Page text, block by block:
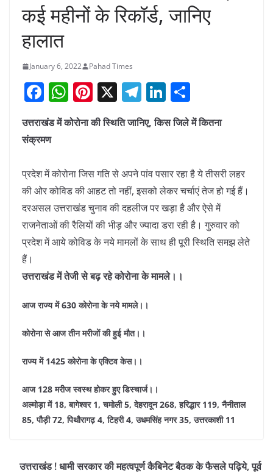
कई महीनों के रिकॉर्ड, जानिए
हालात
January 6, 2022 Pahad Times
F
a
c
e
b
o
o
k
W
h
at
A
p
p
Pi
nt
er
st
X T
el
e
a
m
Li
n
k
dI
n
h
ar
उत्तराखंड में कोरोना की स्थिति जानिए, किस जिले में कितना
संक्रमण
प्रदेश में कोरोना जिस गति से अपने पांव पसार रहा है ये तीसरी लहर
की ओर कोविड की आहट तो नहीं, इसको लेकर चर्चाएं तेज हो गई हैं।
दरअसल उत्तराखंड चुनाव की दहलीज पर खड़ा है और ऐसे में
राजनेताओं की रैलियों की भीड़ और ज्यादा डरा रही है। गुरुवार को
प्रदेश में आये कोविड के नये मामलों के साथ ही पूरी स्थिति समझ लेते
हैं।
उत्तराखंड में तेजी से बढ़ रहे कोरोना के मामले।।
आज राज्य में 630 कोरोना के नये मामले।।
कोरोना से आज तीन मरीजों की हुई मौत।।
राज्य में 1425 कोरोना के एक्टिव केस।।
आज 128 मरीज स्वस्थ होकर हुए डिस्चार्ज।।
अल्मोड़ा में 18, बागेश्वर 1, चमोली 5, देहरादून 268, हरिद्धार 119, नैनीताल
85, पौड़ी 72, पिथौरागढ़ 4, टिहरी 4, उधमसिंह नगर 35, उत्तरकाशी 11
उत्तराखंड ! धामी सरकार की महत्वपूर्ण कैबिनेट बैठक के फैसले पढ़िये, पूर्व